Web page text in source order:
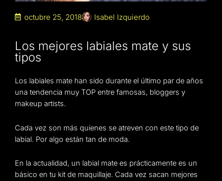
octubre 25, 2018 Isabel Izquierdo
Los mejores labiales mate y sus
tipos
Los labiales mate han sido durante el último par de años
una tendencia muy TOP entre famosas, bloggers y
makeup artists.
Cada vez son más quienes se atreven con este tipo de
labial. Por algo están tan de moda.
En la actualidad, un labial mate es prácticamente es un
básico en tu kit de maquillaje. Cada vez sacan mejores